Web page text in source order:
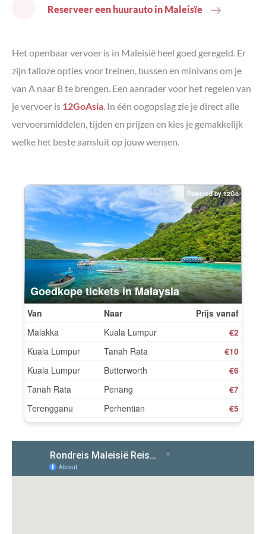
Reserveer een huurauto in Maleisïe
Het openbaar vervoer is in Maleisië heel goed geregeld. Er
zijn talloze opties voor treinen, bussen en minivans om je
van A naar B te brengen. Een aanrader voor het regelen van
je vervoer is 12GoAsia. In één oogopslag zie je direct alle
vervoersmiddelen, tijden en prijzen en kies je gemakkelijk
welke het beste aansluit op jouw wensen.